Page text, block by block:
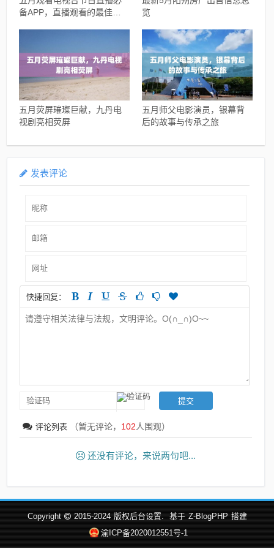
备APP，直播观看的最佳选
览
五月荧屏璀璨巨献，九丹电
视剧亮相荧屏
五月师父电影演员，银幕背
后的故事与传承之旅
发表评论
快捷回复：
评论列表 （暂无评论， 102人围观）
还没有评论，来说两句吧...
Copyright 2015-2024 版权后台设置. 基于 Z-BlogPHP 搭建
渝ICP备2020012551号-1